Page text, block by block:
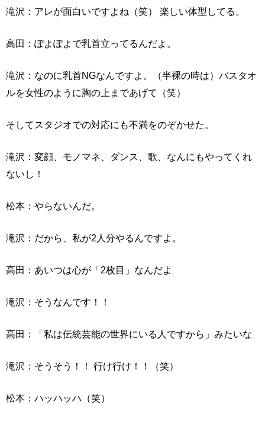
滝沢：アレが面白いですよね（笑） 楽しい体型してる。
高田：ぽよぽよで乳首立ってるんだよ。
滝沢：なのに乳首NGなんですよ。（半裸の時は）バスタオ
ルを女性のように胸の上まであげて（笑）
そしてスタジオでの対応にも不満をのぞかせた。
滝沢：変顔、モノマネ、ダンス、歌、なんにもやってくれ
ないし！
松本：やらないんだ。
滝沢：だから、私が2人分やるんですよ。
高田：あいつは心が「2枚目」なんだよ
滝沢：そうなんです！！
高田：「私は伝統芸能の世界にいる人ですから」みたいな
滝沢：そうそう！！ 行け行け！！（笑）
松本：ハッハッハ（笑）